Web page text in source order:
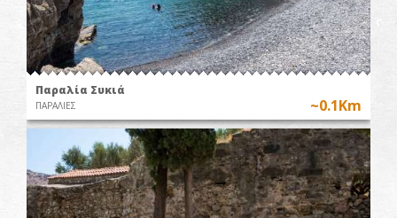
Παραλία Συκιά
ΠΑΡΑΛΙΕΣ ~0.1Km